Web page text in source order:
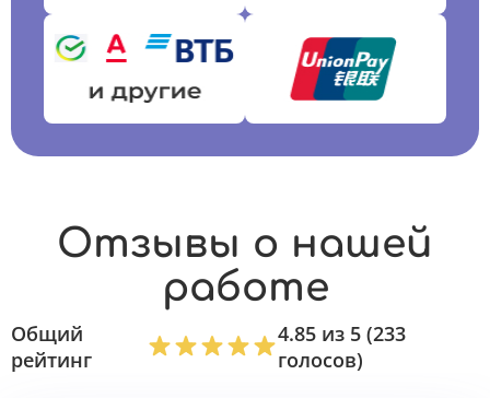
Отзывы о нашей
работе
Общий
рейтинг
4.85 из 5 (233
голосов)